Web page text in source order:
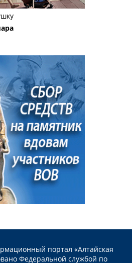
портал «Алтайская
Федеральной службой по